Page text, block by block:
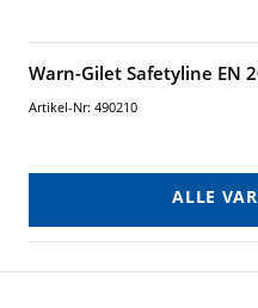
Warn-Gilet Safetyline EN
Artikel-Nr: 490210
ALLE